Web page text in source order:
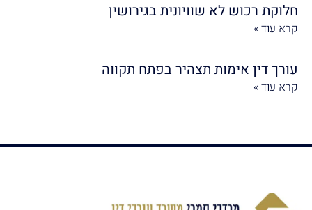
חלוקת רכוש לא שוויונית בגירושין
קרא עוד »
עורך דין אימות תצהיר בפתח תקווה
קרא עוד »